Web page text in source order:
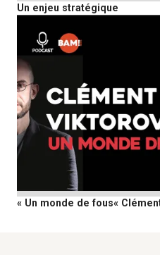
Un enjeu stratégique
« Un monde de fous«